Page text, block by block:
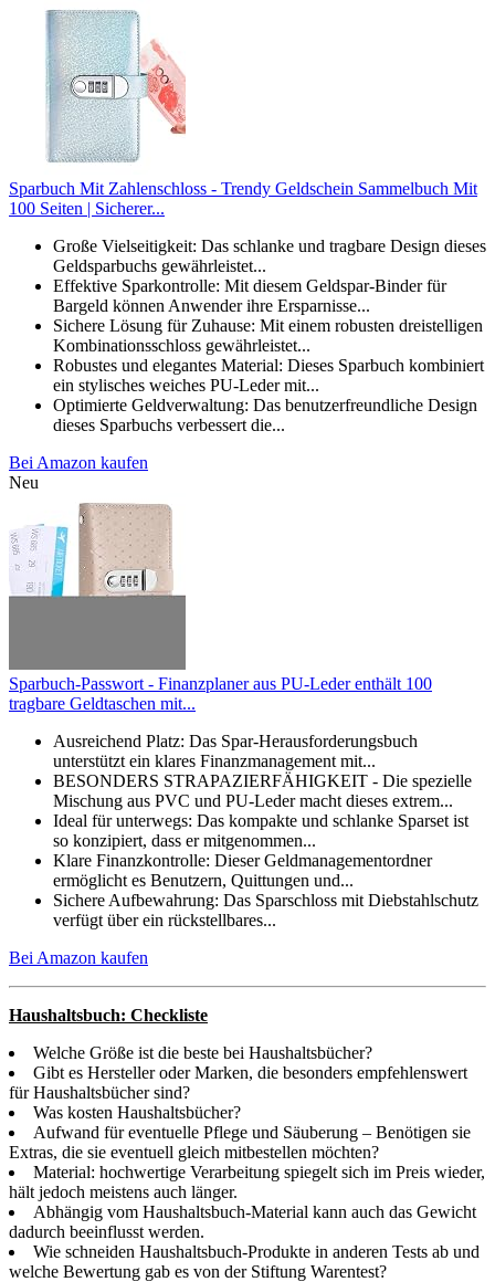
Sparbuch Mit Zahlenschloss - Trendy Geldschein Sammelbuch Mit
100 Seiten | Sicherer...
Große Vielseitigkeit: Das schlanke und tragbare Design dieses
Geldsparbuchs gewährleistet...
Effektive Sparkontrolle: Mit diesem Geldspar-Binder für
Bargeld können Anwender ihre Ersparnisse...
Sichere Lösung für Zuhause: Mit einem robusten dreistelligen
Kombinationsschloss gewährleistet...
Robustes und elegantes Material: Dieses Sparbuch kombiniert
ein stylisches weiches PU-Leder mit...
Optimierte Geldverwaltung: Das benutzerfreundliche Design
dieses Sparbuchs verbessert die...
Bei Amazon kaufen
Neu
Sparbuch-Passwort - Finanzplaner aus PU-Leder enthält 100
tragbare Geldtaschen mit...
Ausreichend Platz: Das Spar-Herausforderungsbuch
unterstützt ein klares Finanzmanagement mit...
BESONDERS STRAPAZIERFÄHIGKEIT - Die spezielle
Mischung aus PVC und PU-Leder macht dieses extrem...
Ideal für unterwegs: Das kompakte und schlanke Sparset ist
so konzipiert, dass er mitgenommen...
Klare Finanzkontrolle: Dieser Geldmanagementordner
ermöglicht es Benutzern, Quittungen und...
Sichere Aufbewahrung: Das Sparschloss mit Diebstahlschutz
verfügt über ein rückstellbares...
Bei Amazon kaufen
Haushaltsbuch: Checkliste
Welche Größe ist die beste bei Haushaltsbücher?
Gibt es Hersteller oder Marken, die besonders empfehlenswert
für Haushaltsbücher sind?
Was kosten Haushaltsbücher?
Aufwand für eventuelle Pflege und Säuberung – Benötigen sie
Extras, die sie eventuell gleich mitbestellen möchten?
Material: hochwertige Verarbeitung spiegelt sich im Preis wieder,
hält jedoch meistens auch länger.
Abhängig vom Haushaltsbuch-Material kann auch das Gewicht
dadurch beeinflusst werden.
Wie schneiden Haushaltsbuch-Produkte in anderen Tests ab und
welche Bewertung gab es von der Stiftung Warentest?